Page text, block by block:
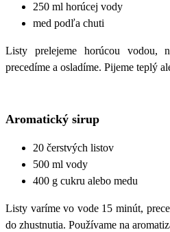
250 ml horúcej vody
med podľa chuti
Listy prelejeme horúcou vodou,
precedíme a osladíme. Pijeme teplý
Aromatický sirup
20 čerstvých listov
500 ml vody
400 g cukru alebo medu
Listy varíme vo vode 15 minút,
do zhustnutia. Používame na